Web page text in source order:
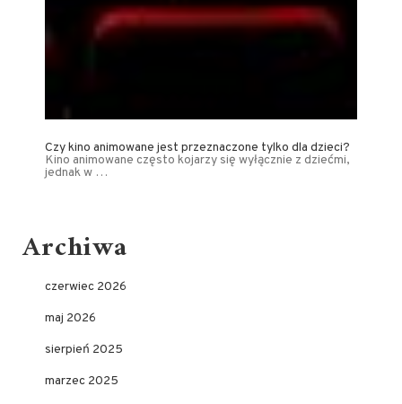
Czy kino animowane jest przeznaczone tylko dla dzieci?
Kino animowane często kojarzy się wyłącznie z dziećmi,
jednak w …
Archiwa
czerwiec 2026
maj 2026
sierpień 2025
marzec 2025